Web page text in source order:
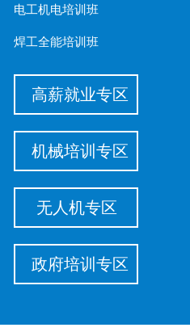
电工机电培训班
焊工全能培训班
高薪就业专区
机械培训专区
无人机专区
政府培训专区